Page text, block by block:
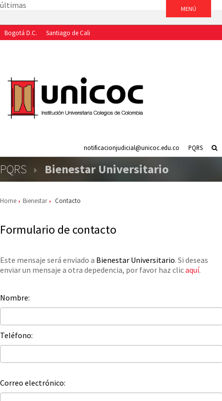
últimas
Bogotá D.C.
Santiago de Cali
PQRS
notificacionjudicial@unicoc.edu.co
PQRS Bienestar Universitario
Home Bienestar Contacto
Formulario de contacto
Este mensaje será enviado a Bienestar Universitario. Si deseas
enviar un mensaje a otra depedencia, por favor haz clicaquí.
Nombre:
Teléfono:
Correo electrónico: